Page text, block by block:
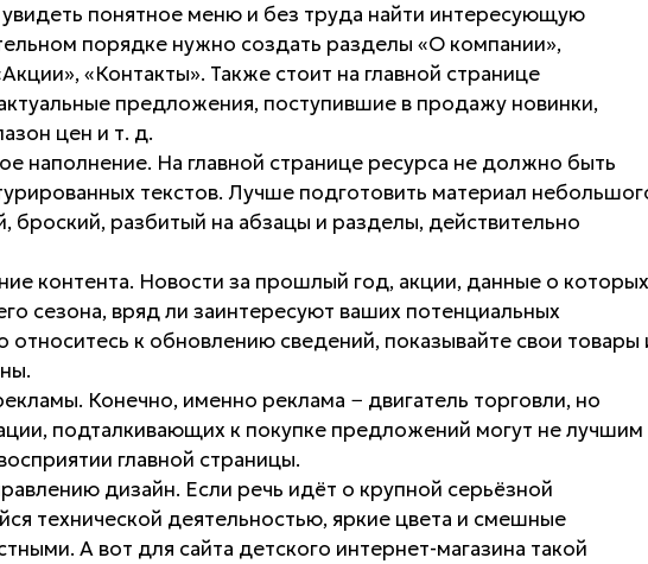
увидеть понятное меню и без труда найти интересующую
порядке нужно создать разделы «О компании»,
«Контакты». Также стоит на главной странице
предложения, поступившие в продажу новинки,
цен и т. д.
наполнение. На главной странице ресурса не должно быть
текстов. Лучше подготовить материал
броский, разбитый на абзацы и разделы, действительно
контента. Новости за прошлый год, акции, данные о которых
сезона, вряд ли заинтересуют ваших потенциальных
относитесь к обновлению сведений, показывайте свои товары
Конечно, именно реклама − двигатель торговли, но
подталкивающих к покупке предложений могут не лучшим
главной страницы.
дизайн. Если речь идёт о крупной серьёзной
технической деятельностью, яркие цвета и смешные
А вот для сайта детского интернет-магазина такой